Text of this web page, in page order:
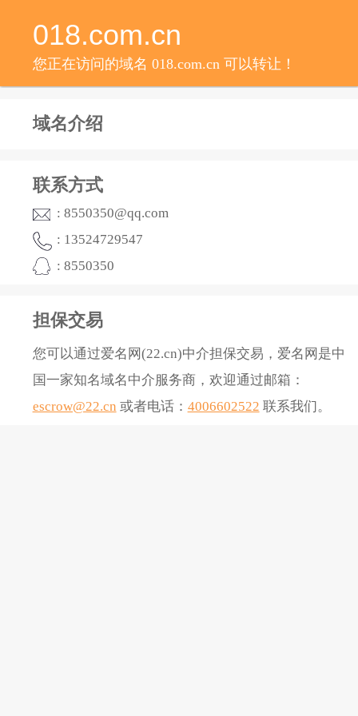
018.com.cn
您正在访问的域名 018.com.cn 可以转让！
域名介绍
联系方式
: 8550350@qq.com
: 13524729547
: 8550350
担保交易
您可以通过爱名网(22.cn)中介担保交易，爱名网是中
国一家知名域名中介服务商，欢迎通过邮箱：
escrow@22.cn 或者电话： 4006602522 联系我们。